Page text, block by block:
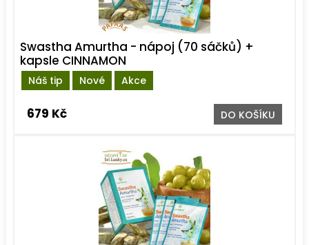
Náš tip Nové Akce
Swastha Amurtha - nápoj (70 sáčků) +
kapsle CINNAMON
679 Kč DO KOŠÍKU